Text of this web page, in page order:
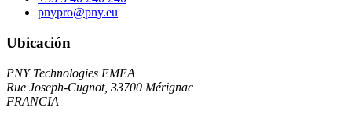
pnypro@pny.eu
Ubicación
PNY Technologies EMEA
Rue Joseph-Cugnot, 33700 Mérignac
FRANCIA